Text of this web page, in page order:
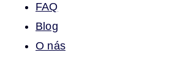
FAQ
Blog
O nás